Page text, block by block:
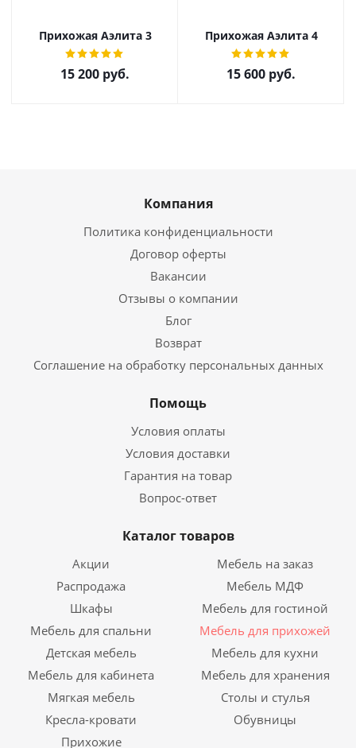
Прихожая Аэлита 3
15 200 руб.
Прихожая Аэлита 4
15 600 руб.
Компания
Политика конфиденциальности
Договор оферты
Вакансии
Отзывы о компании
Блог
Возврат
Соглашение на обработку персональных данных
Помощь
Условия оплаты
Условия доставки
Гарантия на товар
Вопрос-ответ
Каталог товаров
Акции
Мебель на заказ
Распродажа
Мебель МДФ
Шкафы
Мебель для гостиной
Мебель для спальни
Мебель для прихожей
Детская мебель
Мебель для кухни
Мебель для кабинета
Мебель для хранения
Мягкая мебель
Столы и стулья
Кресла-кровати
Обувницы
Прихожие